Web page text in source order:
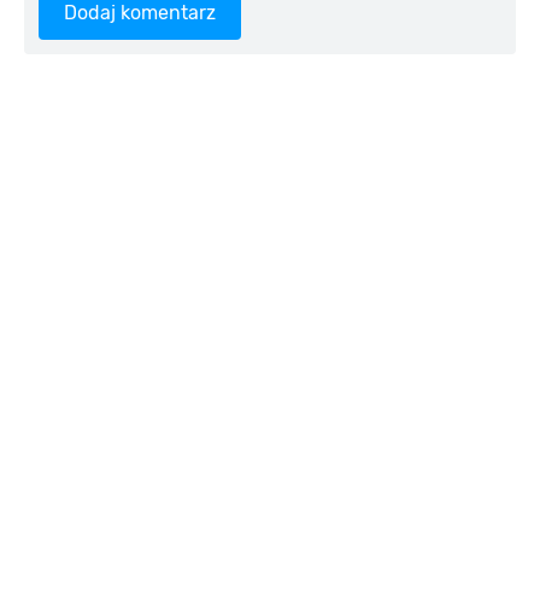
Dodaj komentarz